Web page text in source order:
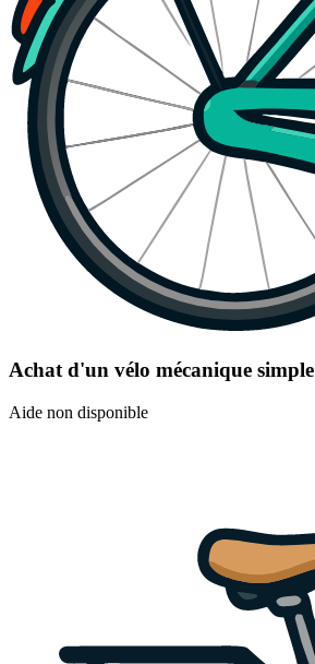
Achat d'un vélo mécanique simple
Aide non disponible